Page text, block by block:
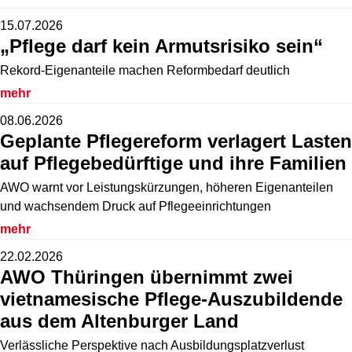
15.07.2026
„Pflege darf kein Armutsrisiko sein“
Rekord-Eigenanteile machen Reformbedarf deutlich
mehr
08.06.2026
Geplante Pflegereform verlagert Lasten
auf Pflegebedürftige und ihre Familien
AWO warnt vor Leistungskürzungen, höheren Eigenanteilen
und wachsendem Druck auf Pflegeeinrichtungen
mehr
22.02.2026
AWO Thüringen übernimmt zwei
vietnamesische Pflege-Auszubildende
aus dem Altenburger Land
Verlässliche Perspektive nach Ausbildungsplatzverlust